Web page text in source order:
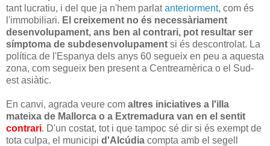
tant lucratiu, i del que ja n'hem parlatanteriorment, com és
l'immobiliari. El creixement no és necessàriament
desenvolupament, ans ben al contrari, pot resultar ser
símptoma de subdesenvolupament si és descontrolat. La
política de l'Espanya dels anys 60 segueix en peu a aquesta
zona, com segueix ben present a Centreamèrica o el Sud-
est asiàtic.
En canvi, agrada veure com altres iniciatives a l'illa
mateixa de Mallorca o a Extremadura van en el sentit
contrari. D'un costat, tot i que tampoc sé dir si és exempt de
tota culpa, el municipi d'Alcúdia compta amb el segell